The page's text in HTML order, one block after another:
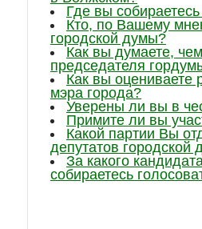
Где вы
Кто, по Вашему
городской думы?
Как вы думаете,
председателя
Как вы оцениваете
мэра города?
Уверены ли вы в
Примите ли вы
Какой партии Вы
депутатов городской
За какого
собираетесь